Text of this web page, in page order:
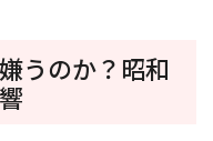
うのか？昭和